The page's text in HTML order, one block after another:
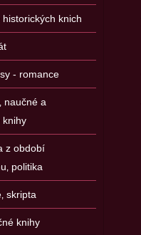
historických knich
- romance
naučné a
knihy
z období
politika
skripta
knihy